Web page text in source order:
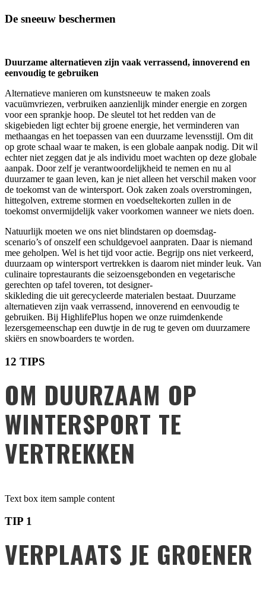
De sneeuw beschermen
Duurzame alternatieven zijn vaak verrassend, innoverend en
eenvoudig te gebruiken
Alternatieve manieren om kunstsneeuw te maken zoals
vacuümvriezen, verbruiken aanzienlijk minder energie en zorgen
voor een sprankje hoop. De sleutel tot het redden van de
skigebieden ligt echter bij groene energie, het verminderen van
methaangas en het toepassen van een duurzame levensstijl. Om dit
op grote schaal waar te maken, is een globale aanpak nodig. Dit wil
echter niet zeggen dat je als individu moet wachten op deze globale
aanpak. Door zelf je verantwoordelijkheid te nemen en nu al
duurzamer te gaan leven, kan je niet alleen het verschil maken voor
de toekomst van de wintersport. Ook zaken zoals overstromingen,
hittegolven, extreme stormen en voedseltekorten zullen in de
toekomst onvermijdelijk vaker voorkomen wanneer we niets doen.
Natuurlijk moeten we ons niet blindstaren op doemsdag-
scenario’s of onszelf een schuldgevoel aanpraten. Daar is niemand
mee geholpen. Wel is het tijd voor actie. Begrijp ons niet verkeerd,
duurzaam op wintersport vertrekken is daarom niet minder leuk. Van
culinaire toprestaurants die seizoensgebonden en vegetarische
gerechten op tafel toveren, tot designer-
skikleding die uit gerecycleerde materialen bestaat. Duurzame
alternatieven zijn vaak verrassend, innoverend en eenvoudig te
gebruiken. Bij HighlifePlus hopen we onze ruimdenkende
lezersgemeenschap een duwtje in de rug te geven om duurzamere
skiërs en snowboarders te worden.
12 TIPS
OM DUURZAAM OP
WINTERSPORT TE
VERTREKKEN
Text box item sample content
TIP 1
VERPLAATS JE GROENER